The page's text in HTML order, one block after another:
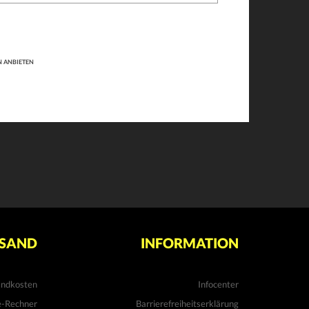
ANBIETEN
Rechner
INFORMATION
Infocenter
Barrierefreiheitserklärung